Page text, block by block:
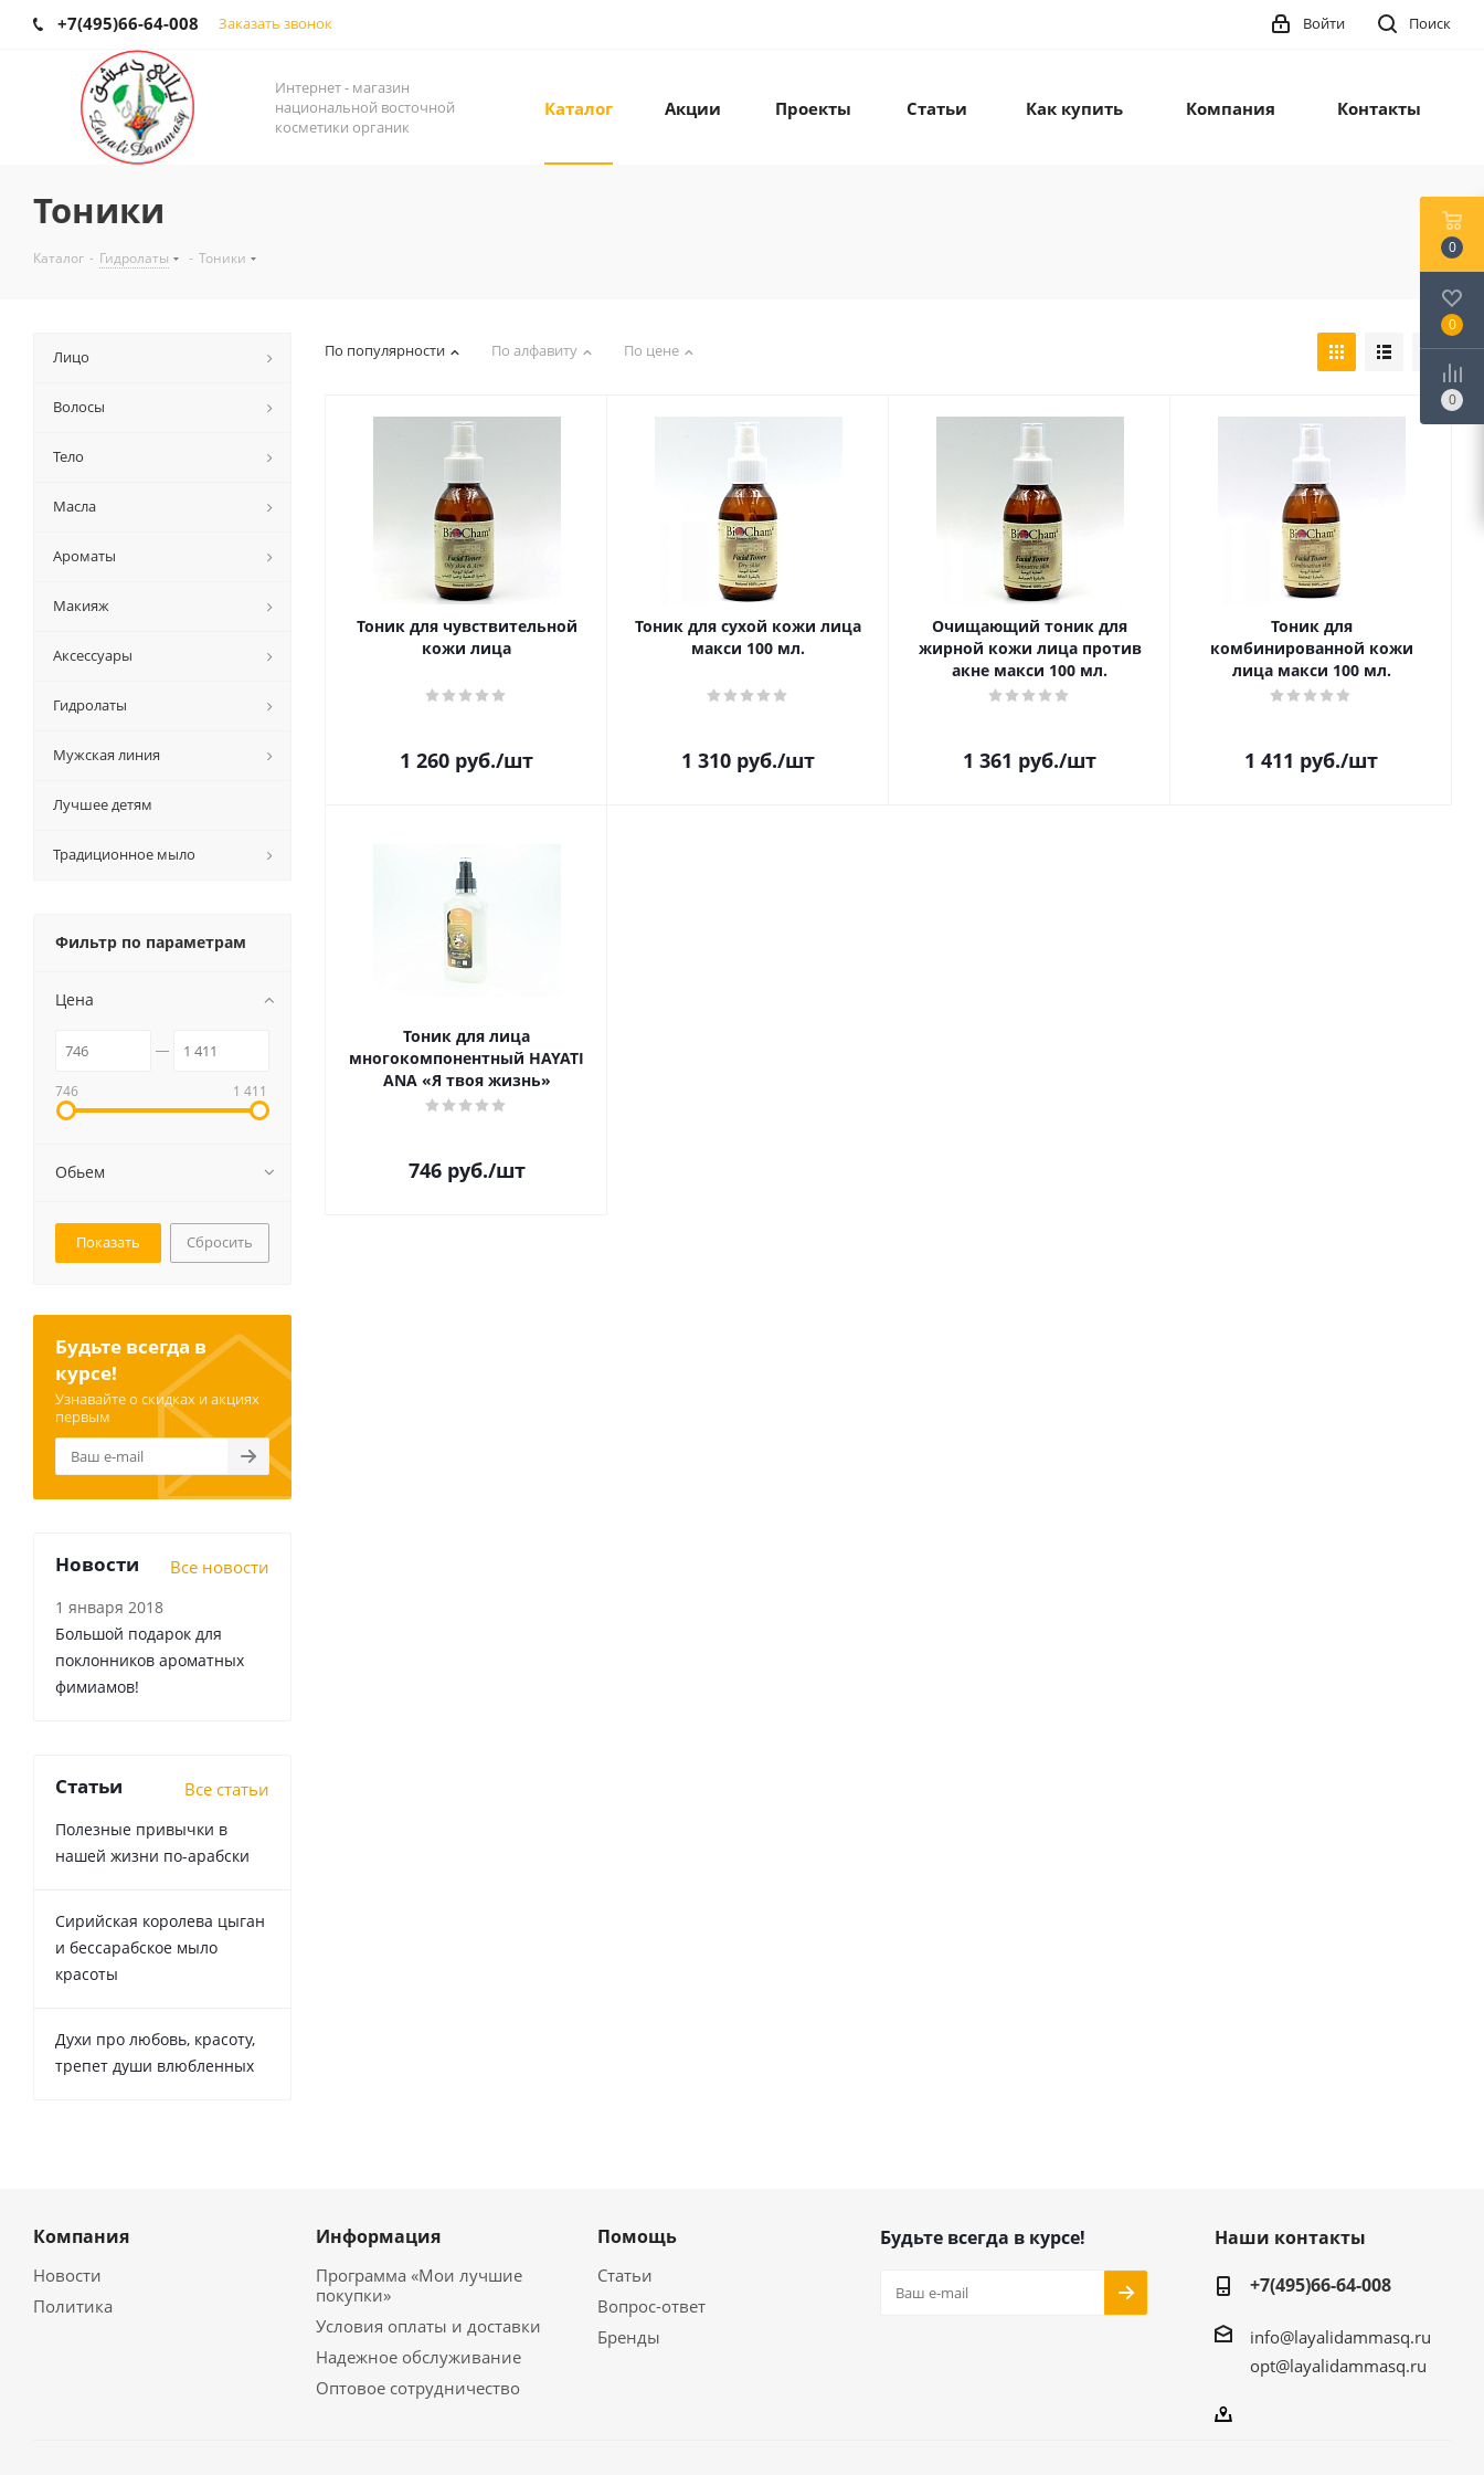
+7(495)66-64-008 Заказать звонок Поиск
Войти
Интернет - магазин
национальной восточной
косметики органик
Каталог Акции Проекты Статьи Как купить Компания Контакты
Тоники
Каталог - Гидролаты - Тоники
По популярности По алфавиту По цене
Тоник для чувствительной
кожи лица
1 260 руб./шт
Тоник для сухой кожи лица
макси 100 мл.
1 310 руб./шт
Очищающий тоник для
жирной кожи лица против
акне макси 100 мл.
1 361 руб./шт
Тоник для
комбинированной кожи
лица макси 100 мл.
1 411 руб./шт
Тоник для лица
многокомпонентный HAYATI
ANA «Я твоя жизнь»
746руб./шт
Лицо
Волосы
Тело
Масла
Ароматы
Макияж
Аксессуары
Гидролаты
Мужская линия
Лучшее детям
Традиционное мыло
Фильтр по параметрам
Цена
746 1 411
Обьем
Сбросить
Будьте всегда в
курсе!
Узнавайте о скидках и акциях
первым
Новости Все новости
1 января 2018
Большой подарок для
поклонников ароматных
фимиамов!
Статьи Все статьи
Полезные привычки в
нашей жизни по-арабски
Сирийская королева цыган
и бессарабское мыло
красоты
Духи про любовь, красоту,
трепет души влюбленных
Компания
Новости
Политика
Информация
Программа «Мои лучшие
покупки»
Условия оплаты и доставки
Надежное обслуживание
Оптовое сотрудничество
Помощь
Статьи
Вопрос-ответ
Бренды
Будьте всегда в курсе!
Наши контакты
+7(495)66-64-008
info@layalidammasq.ru
opt@layalidammasq.ru
0
0
0